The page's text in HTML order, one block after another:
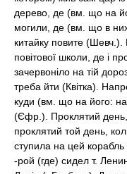
дерево, де (вм. що на
могили, де (вм. що в
китайку повите
повітової школи, де і
зачервоніло на тій
треба йти (Квітка).
куди (вм. що на його: на
(Єфр.). Проклятий
проклятий той день,
ступила на цей
-рой (где) сидел т.